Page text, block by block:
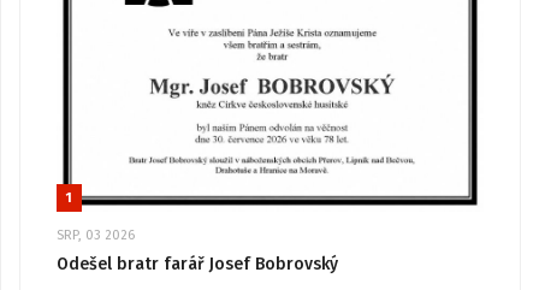
1
SRP, 03 2026
Odešel bratr farář Josef Bobrovský